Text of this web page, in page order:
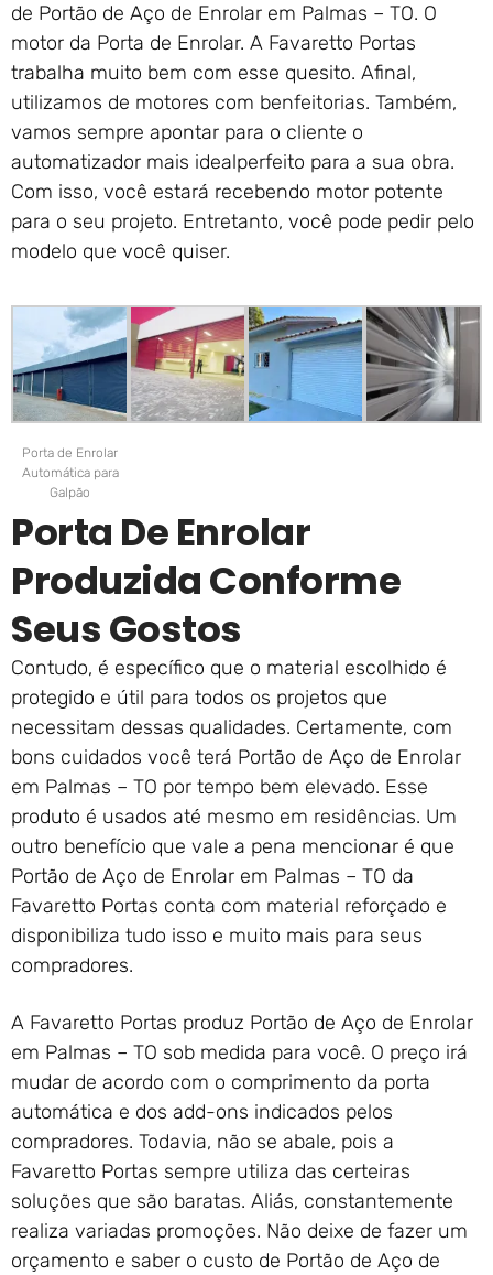
de Portão de Aço de Enrolar em Palmas – TO. O
motor da Porta de Enrolar. A Favaretto Portas
trabalha muito bem com esse quesito. Afinal,
utilizamos de motores com benfeitorias. Também,
vamos sempre apontar para o cliente o
automatizador mais idealperfeito para a sua obra.
Com isso, você estará recebendo motor potente
para o seu projeto. Entretanto, você pode pedir pelo
modelo que você quiser.
Porta de Enrolar
Automática para
Galpão
Porta De Enrolar
Produzida Conforme
Seus Gostos
Contudo, é específico que o material escolhido é
protegido e útil para todos os projetos que
necessitam dessas qualidades. Certamente, com
bons cuidados você terá Portão de Aço de Enrolar
em Palmas – TO por tempo bem elevado. Esse
produto é usados até mesmo em residências. Um
outro benefício que vale a pena mencionar é que
Portão de Aço de Enrolar em Palmas – TO da
Favaretto Portas conta com material reforçado e
disponibiliza tudo isso e muito mais para seus
compradores.
A Favaretto Portas produz Portão de Aço de Enrolar
em Palmas – TO sob medida para você. O preço irá
mudar de acordo com o comprimento da porta
automática e dos add-ons indicados pelos
compradores. Todavia, não se abale, pois a
Favaretto Portas sempre utiliza das certeiras
soluções que são baratas. Aliás, constantemente
realiza variadas promoções. Não deixe de fazer um
orçamento e saber o custo de Portão de Aço de